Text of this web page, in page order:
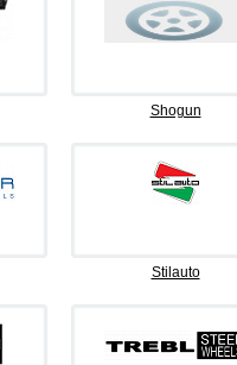
Shogun
Stilauto